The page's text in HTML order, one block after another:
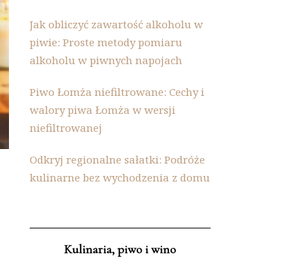
Jak obliczyć zawartość alkoholu w
piwie: Proste metody pomiaru
alkoholu w piwnych napojach
Piwo Łomża niefiltrowane: Cechy i
walory piwa Łomża w wersji
niefiltrowanej
Odkryj regionalne sałatki: Podróże
kulinarne bez wychodzenia z domu
Kulinaria, piwo i wino